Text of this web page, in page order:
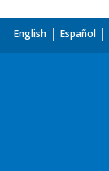
English Español